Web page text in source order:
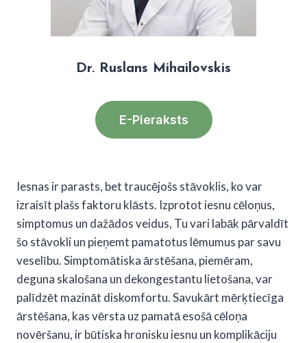
Dr. Ruslans Mihailovskis
E-Pieraksts
Iesnas ir parasts, bet traucējošs stāvoklis, ko var
izraisīt plašs faktoru klāsts. Izprotot iesnu cēloņus,
simptomus un dažādos veidus, Tu vari labāk pārvaldīt
šo stāvokli un pieņemt pamatotus lēmumus par savu
veselību. Simptomātiska ārstēšana, piemēram,
deguna skalošana un dekongestantu lietošana, var
palīdzēt mazināt diskomfortu. Savukārt mērķtiecīga
ārstēšana, kas vērsta uz pamatā esošā cēloņa
novēršanu, ir būtiska hronisku iesnu un komplikāciju